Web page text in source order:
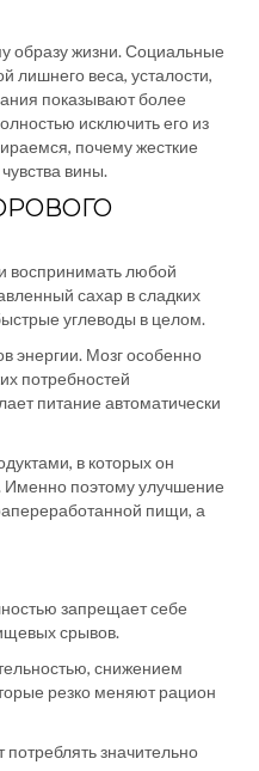
образу жизни. Социальные
лишнего веса, усталости,
показывают более
исключить его из
почему жесткие
вины.
воспринимать любой
сахар в сладких
углеводы в целом.
энергии. Мозг особенно
потребностей
питание автоматически
в которых он
Именно поэтому улучшение
пищи, а
запрещает себе
срывов.
снижением
резко меняют рацион
значительно